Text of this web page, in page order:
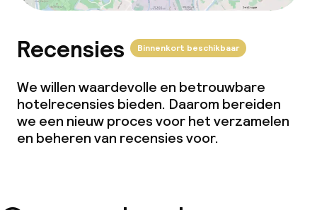
Recensies Binnenkort beschikbaar
We willen waardevolle en betrouwbare
hotelrecensies bieden. Daarom bereiden
we een nieuw proces voor het verzamelen
en beheren van recensies voor.